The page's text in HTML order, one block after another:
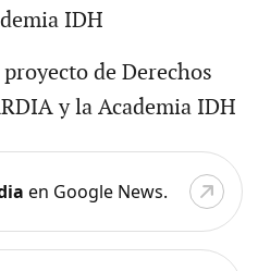
IDH
de Derechos
y la Academia IDH
en Google News.